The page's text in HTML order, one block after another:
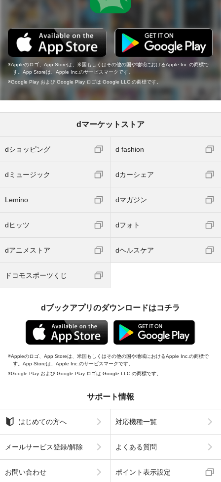
Appleのロゴ、App Storeは、米国もしくはその他の国や地域におけるApple Inc.の商標で
す。App Storeは、Apple Inc.のサービスマークです。
Google Play および Google Play ロゴは Google LLC の商標です。
dマーケットストア
dショッピング d fashion
dミュージック dカーシェア
Lemino dマガジン
dヒッツ dフォト
dアニメストア dヘルスケア
ドコモスポーツくじ
dブックアプリのダウンロードはコチラ
Appleのロゴ、App Storeは、米国もしくはその他の国や地域におけるApple Inc.の商標で
す。App Storeは、Apple Inc.のサービスマークです。
Google Play および Google Play ロゴは Google LLC の商標です。
サポート情報
はじめての方へ 対応機種一覧
メールサービス登録/解除 よくある質問
お問い合わせ ポイント表示設定